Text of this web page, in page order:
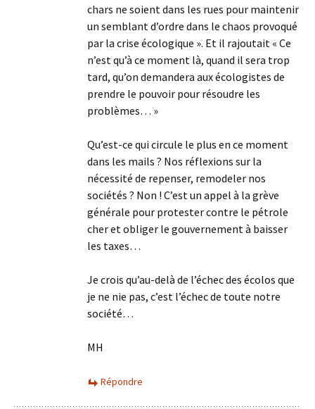
chars ne soient dans les rues pour maintenir
un semblant d’ordre dans le chaos provoqué
par la crise écologique ». Et il rajoutait « Ce
n’est qu’à ce moment là, quand il sera trop
tard, qu’on demandera aux écologistes de
prendre le pouvoir pour résoudre les
problèmes… »
Qu’est-ce qui circule le plus en ce moment
dans les mails ? Nos réflexions sur la
nécessité de repenser, remodeler nos
sociétés ? Non ! C’est un appel à la grève
générale pour protester contre le pétrole
cher et obliger le gouvernement à baisser
les taxes…
Je crois qu’au-delà de l’échec des écolos que
je ne nie pas, c’est l’échec de toute notre
société…
MH
Répondre